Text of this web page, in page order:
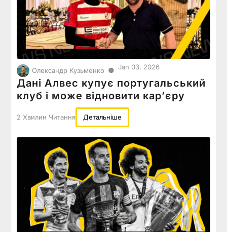
Олександр Кузьменко ● Jan 03, 2026
Дані Алвес купує португальський
клуб і може відновити карʼєру
2 Хвилин Читання Детальніше